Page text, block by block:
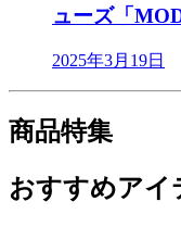
ューズ「
2025年3月19日
商品特集
おすすめアイ